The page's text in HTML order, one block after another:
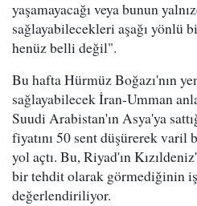
yaşamayacağı veya bunun
sağlayabilecekleri aşağı yönlü
henüz belli değil".
Bu hafta Hürmüz Boğazı'nın
sağlayabilecek İran-Umman
Suudi Arabistan'ın Asya'ya
fiyatını 50 sent düşürerek varil
yol açtı. Bu, Riyad'ın
bir tehdit olarak görmediğinin
değerlendiriliyor.